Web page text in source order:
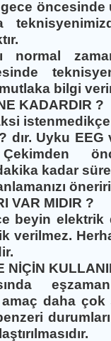
öncesinde
normal
bilgi
KADARDIR ?
dır. Uyku
kadar
VAR MIDIR ?
beyin elektrik
verilmez.
NİÇİN
amaç daha